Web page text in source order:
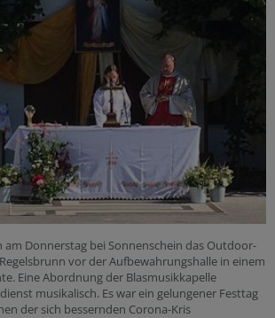
am Donnerstag bei Sonnenschein das Outdoor-
vor der Aufbewahrungshalle in einem
Eine Abordnung der Blasmusikkapelle
musikalisch. Es war ein gelungener Festtag
der sich bessernden Corona-Kris